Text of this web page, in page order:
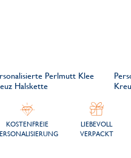
Perlmutt Klee
Halskette
KOSTENFREIE
LIEBEVOLL
VERPACKT